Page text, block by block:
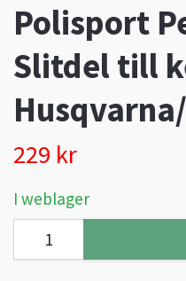
Polisport
Slitdel till
229 kr
I weblager